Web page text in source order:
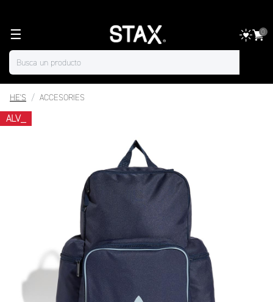
☰ 0
HE'S ACCESORIES
ALV_